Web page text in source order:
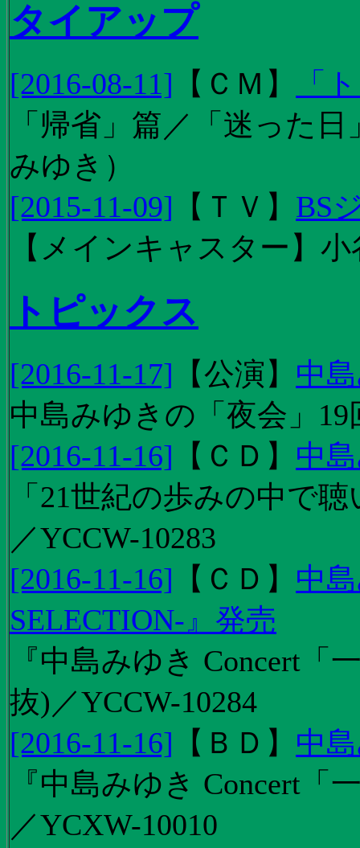
タイアップ
[2016-08-11] 【 ＣＭ 】
「
「帰省」篇／「迷った
みゆき）
[2015-11-09] 【 ＴＶ 】 BS
【メインキャスター】
トピックス
[2016-11-17] 【公演 】 中
中島みゆきの「夜会」
[2016-11-16] 【 ＣＤ 】 中
「21世紀の歩みの中で
／YCCW-10283
[2016-11-16] 【 ＣＤ 】 中
SELECTION-』発売
『中島みゆき Concert
抜)／YCCW-10284
[2016-11-16] 【 ＢＤ 】 中
『中島みゆき Concert
／YCXW-10010